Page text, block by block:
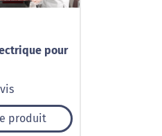
pour
produit